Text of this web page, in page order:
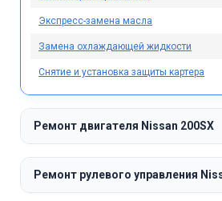
Экспресс-замена масла
Замена охлаждающей жидкости
Снятие и установка защиты картера
Ремонт двигателя Nissan 200SX
Ремонт рулевого управления